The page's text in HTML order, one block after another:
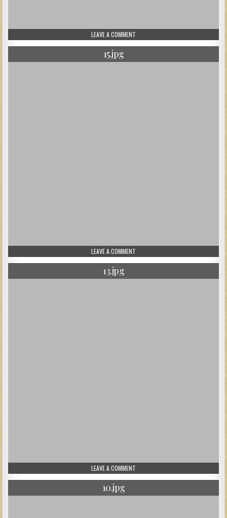
LEAVE A COMMENT
LEAVE A COMMENT
15.jpg
LEAVE A COMMENT
13.jpg
10.jpg